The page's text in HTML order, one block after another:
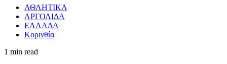
ΑΘΛΗΤΙΚΑ
ΑΡΓΟΛΙΔΑ
ΕΛΛΑΔΑ
Κορινθία
1 min read